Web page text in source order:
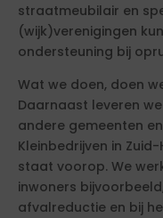
straatmeubilair en
(wijk)verenigingen
ondersteuning bij
Wat we doen, doen
Daarnaast leveren
andere gemeenten
Kleinbedrijven in
staat voorop. We
inwoners
afvalreductie en bij